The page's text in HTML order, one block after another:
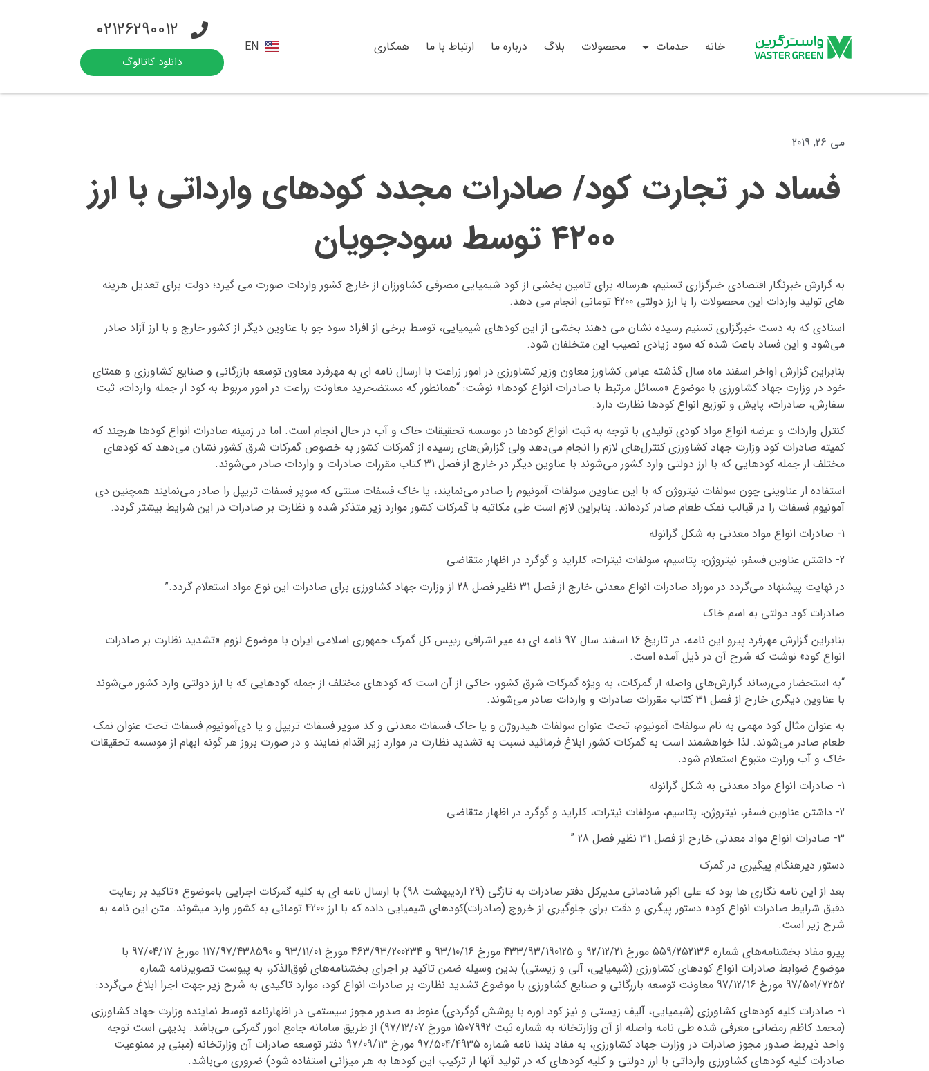
خانه خدمات محصولات بلاگ درباره ما ارتباط با ما همکاری EN
02126290012
دانلود کاتالوگ
می 26, 2019
فساد در تجارت کود/ صادرات مجدد کودهای وارداتی با ارز
۴۲۰۰ توسط سودجویان
به گزارش خبرنگار اقتصادی خبرگزاری تسنیم، هرساله برای تامین بخشی از کود شیمیایی مصرفی کشاورزان از خارج کشور واردات صورت می گیرد؛ دولت برای تعدیل هزینه
های تولید واردات این محصولات را با ارز دولتی 4200 تومانی انجام می دهد.
اسنادی که به دست خبرگزاری تسنیم رسیده نشان می دهند بخشی از این کودهای شیمیایی، توسط برخی از افراد سود جو با عناوین دیگر از کشور خارج و با ارز آزاد صادر
می‌شود و این فساد باعث شده که سود زیادی نصیب این متخلفان شود.
بنابراین گزارش اواخر اسفند ماه سال گذشته عباس کشاورز معاون وزیر کشاورزی در امور زراعت با ارسال نامه ای به مهرفرد معاون توسعه بازرگانی و صنایع کشاورزی و همتای
خود در وزارت جهاد کشاورزی با موضوع «مسائل مرتبط با صادرات انواع کودها» نوشت: “همانطور که مستضحرید معاونت زراعت در امور مربوط به کود از جمله واردات، ثبت
سفارش، صادرات، پایش و توزیع انواع کودها نظارت دارد.
کنترل واردات و عرضه انواع مواد کودی تولیدی با توجه به ثبت انواع کودها در موسسه تحقیقات خاک و آب در حال انجام است. اما در زمینه صادرات انواع کودها هرچند که
کمیته صادرات کود وزارت جهاد کشاورزی کنترل‌های لازم را انجام می‌دهد ولی گزارش‌های رسیده از گمرکات کشور به خصوص گمرکات شرق کشور نشان می‌دهد که کودهای
مختلف از جمله کودهایی که با ارز دولتی وارد کشور می‌شوند با عناوین دیگر در خارج از فصل 31 کتاب مقررات صادرات و واردات صادر می‌شوند.
استفاده از عناوینی چون سولفات نیتروژن که با این عناوین سولفات آمونیوم را صادر می‌نمایند، یا خاک فسفات سنتی که سوپر فسفات تریپل را صادر می‌نمایند همچنین دی
آمونیوم فسفات را در قبالب نمک طعام صادر کرده‌اند. بنابراین لازم است طی مکاتبه با گمرکات کشور موارد زیر متذکر شده و نظارت بر صادرات در این شرایط بیشتر گردد.
1- صادرات انواع مواد معدنی به شکل گرانوله
2- داشتن عناوین فسفر، نیتروژن، پتاسیم، سولفات نیترات، کلراید و گوگرد در اظهار متقاضی
در نهایت پیشنهاد می‌گردد در موراد صادرات انواع معدنی خارج از فصل 31 نظیر فصل 28 از وزارت جهاد کشاورزی برای صادرات این نوع مواد استعلام گردد.”
صادرات کود دولتی به اسم خاک
بنابراین گزارش مهرفرد پیرو این نامه، در تاریخ 16 اسفند سال 97 نامه ای به میر اشرافی رییس کل گمرک جمهوری اسلامی ایران با موضوع لزوم «تشدید نظارت بر صادرات
انواع کود» نوشت که شرح آن در ذیل آمده است.
“به استحضار می‌رساند گزارش‌های واصله از گمرکات، به ویژه گمرکات شرق کشور، حاکی از آن است که کودهای مختلف از جمله کودهایی که با ارز دولتی وارد کشور می‌شوند
با عناوین دیگری خارج از فصل 31 کتاب مقررات صادرات و واردات صادر می‌شوند.
به عنوان مثال کود مهمی به نام سولفات آمونیوم، تحت عنوان سولفات هیدروژن و یا خاک فسفات معدنی و کد سوپر فسفات تریپل و یا دی‌آمونیوم فسفات تحت عنوان نمک
طعام صادر می‌شوند. لذا خواهشمند است به گمرکات کشور ابلاغ فرمائید نسبت به تشدید نظارت در موارد زیر اقدام نمایند و در صورت بروز هر گونه ابهام از موسسه تحقیقات
خاک و آب وزارت متبوع استعلام شود.
1- صادرات انواع مواد معدنی به شکل گرانوله
2- داشتن عناوین فسفر، نیتروژن، پتاسیم، سولفات نیترات، کلراید و گوگرد در اظهار متقاضی
3- صادرات انواع مواد معدنی خارج از فصل 31 نظیر فصل 28 ”
دستور دیرهنگام پیگیری در گمرک
بعد از این نامه نگاری ها بود که علی اکبر شادمانی مدیرکل دفتر صادرات به تازگی (29 اردیبهشت 98) با ارسال نامه ای به کلیه گمرکات اجرایی باموضوع «تاکید بر رعایت
دقیق شرایط صادرات انواع کود» دستور پیگری و دقت برای جلوگیری از خروج (صادرات)کودهای شیمیایی داده که با ارز 4200 تومانی به کشور وارد میشوند. متن این نامه به
شرح زیر است.
پیرو مفاد بخشنامه‌های شماره 559/252136 مورخ 92/12/21 و 433/93/190125 مورخ 93/10/16 و 463/93/200234 مورخ 93/11/01 و 117/97/438590 مورخ 97/04/17 با
موضوع ضوابط صادرات انواع کودهای کشاورزی (شیمیایی، آلی و زیستی) بدین وسیله ضمن تاکید بر اجرای بخشنامه‌های فوق‌الذکر، به پیوست تصویرنامه شماره
97/501/7252 مورخ 97/12/16 معاونت توسعه بازرگانی و صنایع کشاورزی با موضوع تشدید نظارت بر صادرات انواع کود، موارد تاکیدی به شرح زیر جهت اجرا ابلاغ می‌گردد:
1- صادرات کلیه کودهای کشاورزی (شیمیایی، آلیف زیستی و نیز کود اوره با پوشش گوگردی) منوط به صدور مجوز سیستمی در اظهارنامه توسط نماینده وزارت جهاد کشاورزی
(محمد کاظم رمضانی معرفی شده طی نامه واصله از آن وزارتخانه به شماره ثبت 1507992 مورخ 97/12/07) از طریق سامانه جامع امور گمرکی می‌باشد. بدیهی است توجه
واحد ذیربط صدور مجوز صادرات در وزارت جهاد کشاورزی، به مفاد بند1 نامه شماره 97/504/4935 مورخ 97/09/13 دفتر توسعه صادرات آن وزارتخانه (مبنی بر ممنوعیت
صادرات کلیه کودهای کشاورزی وارداتی با ارز دولتی و کلیه کودهای که در تولید آنها از ترکیب این کودها به هر میزانی استفاده شود) ضروری می‌باشد.